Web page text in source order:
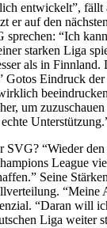
entwickelt”, fällt
er auf den
sprechen: “Ich
starken Liga
als in
Gotos Eindruck
um
SVG? “Wieder
League
Seine
“Meine
“Daran will
Liga weiter